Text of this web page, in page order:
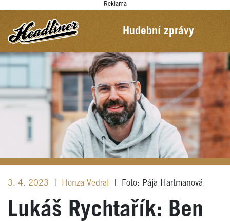
Reklama
Hudební zprávy
3. 4. 2023 Honza Vedral Foto: Pája Hartmanová
Lukáš Rychtařík: Ben